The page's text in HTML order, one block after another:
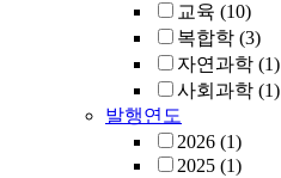
교육 (10)
복합학 (3)
자연과학 (1)
사회과학 (1)
발행연도
2026 (1)
2025 (1)